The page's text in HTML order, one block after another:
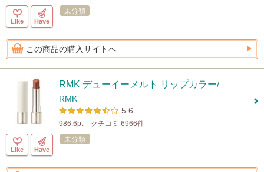
Like Have
未分類
この商品の購入サイトへ
RMK デューイーメルト リップカラー/
RMK
5.6
986.6pt クチコミ 6966件
Like Have
未分類